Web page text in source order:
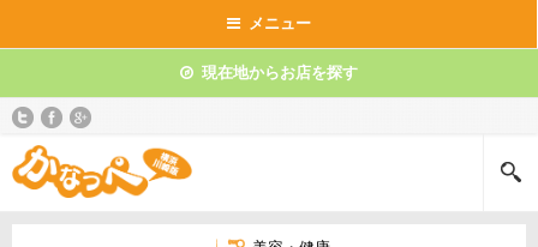
メニュー
現在地からお店を探す